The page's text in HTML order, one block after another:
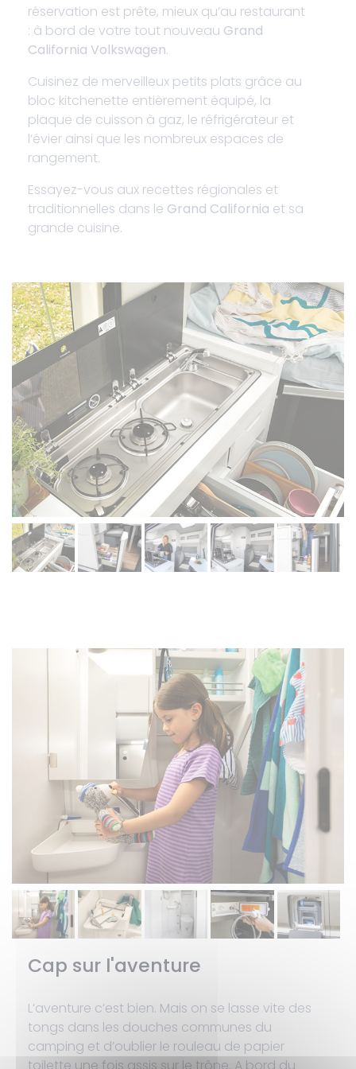
réservation est prête, mieux qu’au restaurant
: à bord de votre tout nouveau Grand
California Volkswagen.
Cuisinez de merveilleux petits plats grâce au
bloc kitchenette entièrement équipé, la
plaque de cuisson à gaz, le réfrigérateur et
l’évier ainsi que les nombreux espaces de
rangement.
Essayez-vous aux recettes régionales et
traditionnelles dans le Grand California et sa
grande cuisine.
Cap sur l'aventure
L’aventure c’est bien. Mais on se lasse vite des
tongs dans les douches communes du
camping et d’oublier le rouleau de papier
toilette une fois assis sur le trône. A bord du